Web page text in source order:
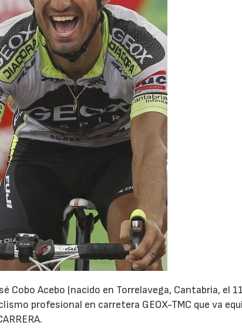
Cobo Acebo (nacido en Torrelavega, Cantabria, el
profesional en carretera GEOX-TMC que va